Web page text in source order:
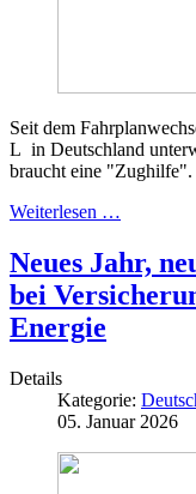
Seit dem
L in Deutschland
braucht eine "Zughilfe".
Weiterlesen …
Neues Jahr,
bei
Energie
Details
Kategorie:
05. Januar 2026